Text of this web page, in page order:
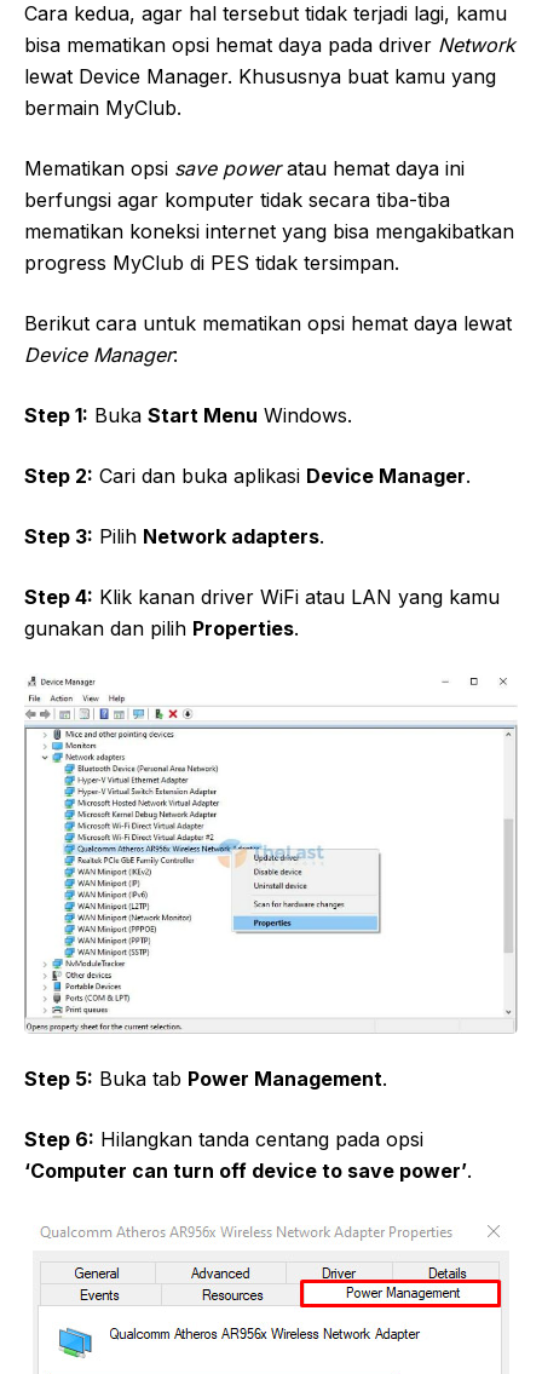
Cara kedua, agar hal tersebut tidak terjadi lagi, kamu
bisa mematikan opsi hemat daya pada driver Network
lewat Device Manager. Khususnya buat kamu yang
bermain MyClub.
Mematikan opsi save poweratau hemat daya ini
berfungsi agar komputer tidak secara tiba-tiba
mematikan koneksi internet yang bisa mengakibatkan
progress MyClub di PES tidak tersimpan.
Berikut cara untuk mematikan opsi hemat daya lewat
Device Manager:
Step 1: Buka Start Menu Windows.
Step 2: Cari dan buka aplikasi Device Manager.
Step 3: Pilih Network adapters.
Step 4: Klik kanan driver WiFi atau LAN yang kamu
gunakan dan pilih Properties.
Step 5: Buka tab Power Management.
Step 6: Hilangkan tanda centang pada opsi
‘Computer can turn off device to save power’.